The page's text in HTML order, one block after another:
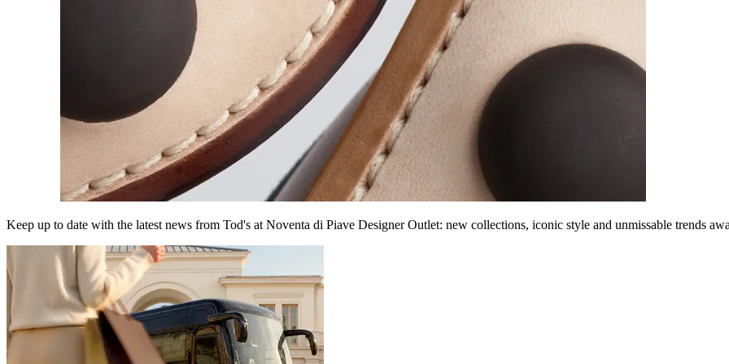
Keep up to date with the latest news from Tod's at Noventa di Piave Designer Outlet: new collections, iconic style and unmissable trends